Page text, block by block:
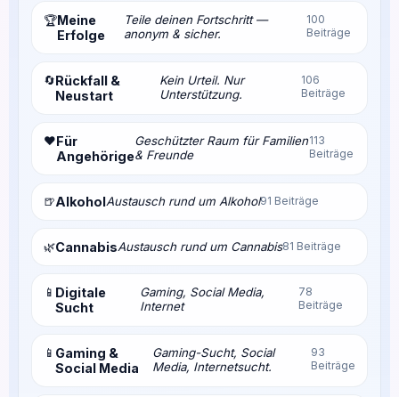
🏆Meine
Erfolge
Teile deinen Fortschritt —
anonym & sicher.
100
Beiträge
🔄Rückfall &
Neustart
Kein Urteil. Nur
Unterstützung.
106
Beiträge
❤️Für
Angehörige
Geschützter Raum für Familien
& Freunde
113
Beiträge
🍺AlkoholAustausch rund um Alkohol91 Beiträge
🌿CannabisAustausch rund um Cannabis81 Beiträge
📱 Digitale
Sucht
Gaming, Social Media,
Internet
78
Beiträge
📱 Gaming &
Social Media
Gaming-Sucht, Social
Media, Internetsucht.
93
Beiträge